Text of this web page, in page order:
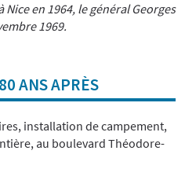
en 1964, le général Georges
1969.
ANS APRÈS
installation de campement,
au boulevard Théodore-